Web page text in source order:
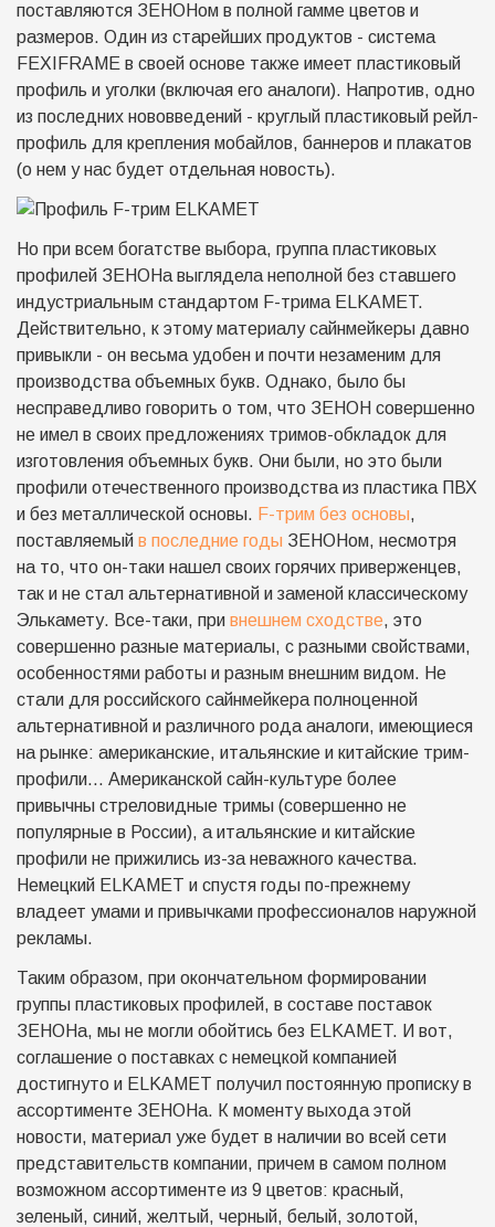
поставляются ЗЕНОНом в полной гамме цветов и
размеров. Один из старейших продуктов - система
FEXIFRAME в своей основе также имеет пластиковый
профиль и уголки (включая его аналоги). Напротив, одно
из последних нововведений - круглый пластиковый рейл-
профиль для крепления мобайлов, баннеров и плакатов
(о нем у нас будет отдельная новость).
Но при всем богатстве выбора, группа пластиковых
профилей ЗЕНОНа выглядела неполной без ставшего
индустриальным стандартом F-трима ELKAMET.
Действительно, к этому материалу сайнмейкеры давно
привыкли - он весьма удобен и почти незаменим для
производства объемных букв. Однако, было бы
несправедливо говорить о том, что ЗЕНОН совершенно
не имел в своих предложениях тримов-обкладок для
изготовления объемных букв. Они были, но это были
профили отечественного производства из пластика ПВХ
и без металлической основы. F-трим без основы,
поставляемый в последние годы ЗЕНОНом, несмотря
на то, что он-таки нашел своих горячих приверженцев,
так и не стал альтернативной и заменой классическому
Элькамету. Все-таки, при внешнем сходстве, это
совершенно разные материалы, с разными свойствами,
особенностями работы и разным внешним видом. Не
стали для российского сайнмейкера полноценной
альтернативной и различного рода аналоги, имеющиеся
на рынке: американские, итальянские и китайские трим-
профили... Американской сайн-культуре более
привычны стреловидные тримы (совершенно не
популярные в России), а итальянские и китайские
профили не прижились из-за неважного качества.
Немецкий ELKAMET и спустя годы по-прежнему
владеет умами и привычками профессионалов наружной
рекламы.
Таким образом, при окончательном формировании
группы пластиковых профилей, в составе поставок
ЗЕНОНа, мы не могли обойтись без ELKAMET. И вот,
соглашение о поставках с немецкой компанией
достигнуто и ELKAMET получил постоянную прописку в
ассортименте ЗЕНОНа. К моменту выхода этой
новости, материал уже будет в наличии во всей сети
представительств компании, причем в самом полном
возможном ассортименте из 9 цветов: красный,
зеленый, синий, желтый, черный, белый, золотой,